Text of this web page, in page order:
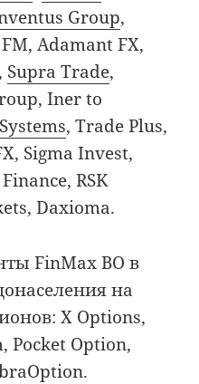
Group,
Adamant FX,
Supra Trade,
Iner to
, Trade Plus,
Sigma Invest,
RSK
Daxioma.
FinMax BO в
на
X Options,
Pocket Option,